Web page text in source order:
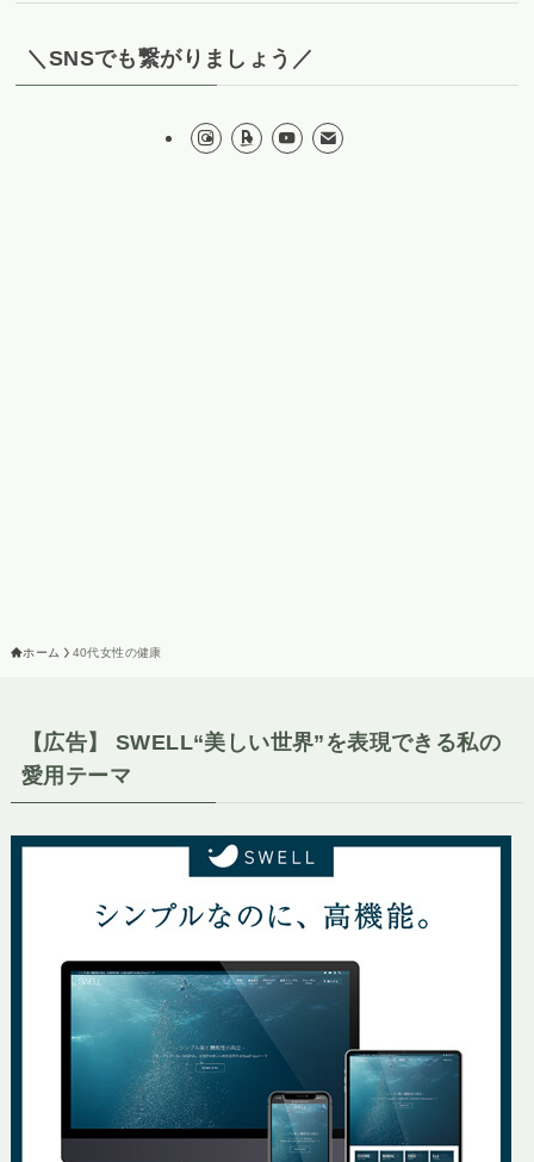
＼SNSでも繋がりましょう／
ホーム 40代女性の健康
【広告】 SWELL“美しい世界”を表現できる私の
愛用テーマ